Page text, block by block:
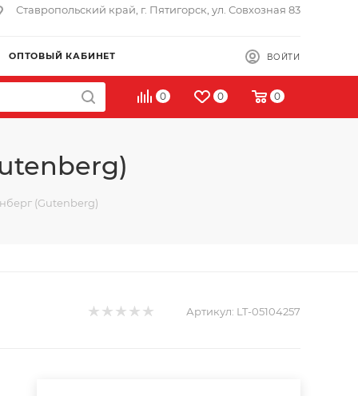
Ставропольский край, г. Пятигорск, ул. Совхозная 83
ОПТОВЫЙ КАБИНЕТ ВОЙТИ
0 0 0
(Gutenberg)
Артикул: LT-05104257